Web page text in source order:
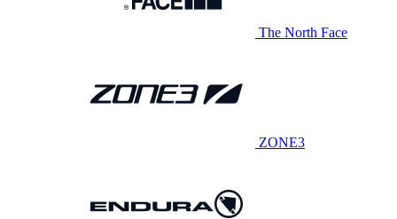
The North Face
ZONE3